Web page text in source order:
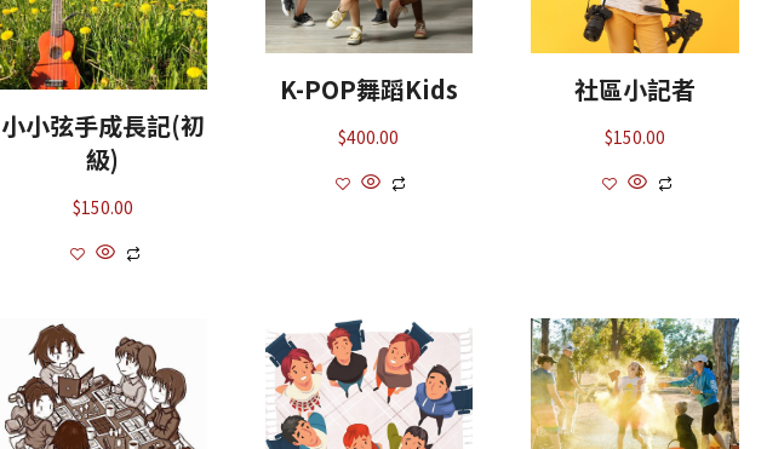
小小弦手成長記(初
級)
$150.00
K-POP舞蹈Kids
$400.00
社區小記者
$150.00